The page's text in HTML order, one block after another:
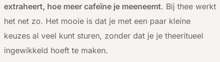
extraheert, hoe meer cafeïne je meeneemt. Bij thee werkt
het net zo. Het mooie is dat je met een paar kleine
keuzes al veel kunt sturen, zonder dat je je theeritueel
ingewikkeld hoeft te maken.